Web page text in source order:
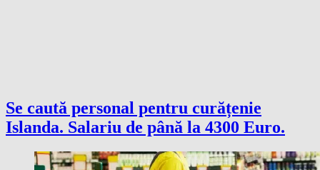
Se caută personal pentru curățenie
Islanda. Salariu de până la 4300 Euro.